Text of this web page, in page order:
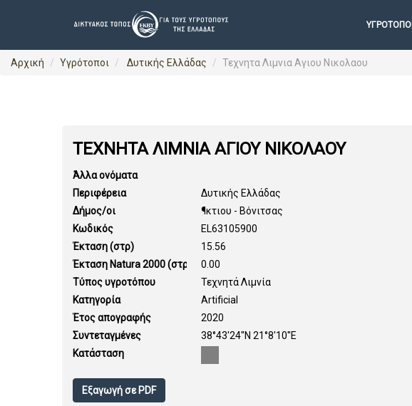
ΥΓΡΟΤΟΠΟΙ
Αρχική Υγρότοποι Δυτικής Ελλάδας Τεχνητα Λιμνια Αγιου Νικολαου
ΤΕΧΝΗΤΑ ΛΙΜΝΙΑ ΑΓΙΟΥ ΝΙΚΟΛΑΟΥ
Άλλα ονόματα
Περιφέρεια
Δυτικής Ελλάδας
Δήμος/οι
¶κτιου - Βόνιτσας
Κωδικός
EL63105900
Έκταση (στρ)
15.56
Έκταση Natura 2000 (στρ)
0.00
Τύπος υγροτόπου
Τεχνητά Λιμνία
Κατηγορία
Artificial
Έτος απογραφής
2020
Συντεταγμένες
38°43'24''N 21°8'10''E
Κατάσταση
Εξαγωγή σε PDF